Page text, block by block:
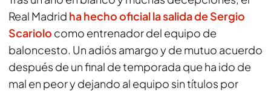
Real Madrid ha hecho oficial la salida de Sergio
Scariolo como entrenador del equipo de
baloncesto. Un adiós amargo y de mutuo acuerdo
después de un final de temporada que ha ido de
mal en peor y dejando al equipo sin títulos por